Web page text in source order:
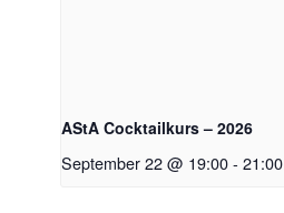
AStA Cocktailkurs – 2026
September 22 @ 19:00- 21:00